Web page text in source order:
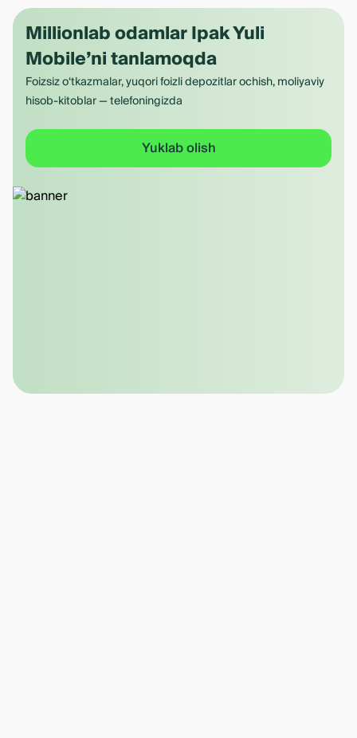
Millionlab odamlar Ipak Yuli
Mobile’ni tanlamoqda
Foizsiz o‘tkazmalar, yuqori foizli depozitlar ochish, moliyaviy
hisob-kitoblar — telefoningizda
Yuklab olish